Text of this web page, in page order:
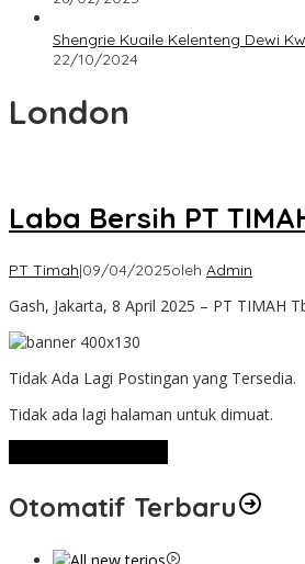
Shengrie Kuaile Kelenteng Dewi
22/10/2024
London
Laba Bersih PT
PT Timah|09/04/2025oleh Admin
Gash, Jakarta, 8 April 2025 – PT TIMAH
Tidak Ada Lagi Postingan yang Tersedia.
Tidak ada lagi halaman untuk dimuat.
Otomatif Terbaru